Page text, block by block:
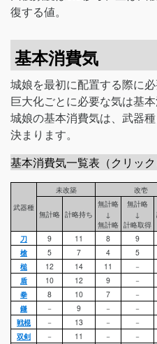
復する値。
基本消費気
城娘を最初に配置する際に必
巨大化ごとに必要な気は基
城娘の基本消費気は、武器
決まります。
基本消費気一覧表（クリック
武器種
未改築 改壱
無計略 計略持ち
無計略
↓
無計略
無計略
↓
計略取得
刀 9 11 8 9
槍
5 7 4 5
槌
12 14 11 －
盾
10 12 9 －
拳
8 10 7 －
鎌
－ 9 － －
戦棍
－ 13 － －
双剣
－ 11 － －